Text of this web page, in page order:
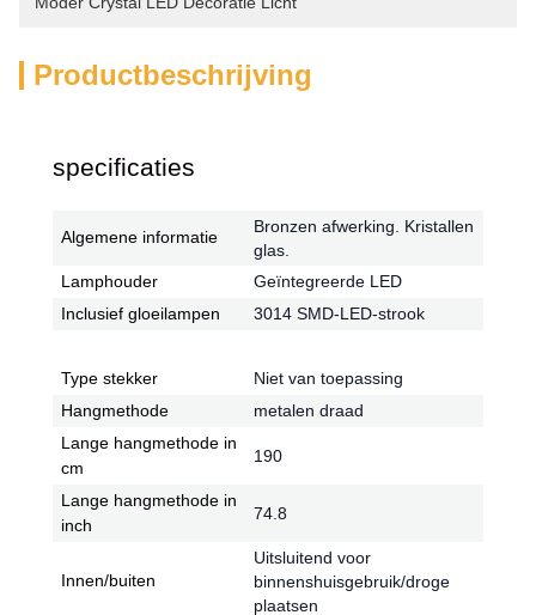
Productbeschrijving
specificaties
Algemene informatie
Bronzen afwerking. Kristallen
glas.
Lamphouder
Geïntegreerde LED
Inclusief gloeilampen
3014 SMD-LED-strook
Type stekker
Niet van toepassing
Hangmethode
metalen draad
Lange hangmethode in
cm
190
Lange hangmethode in
inch
74.8
Innen/buiten
Uitsluitend voor
binnenshuisgebruik/droge
plaatsen